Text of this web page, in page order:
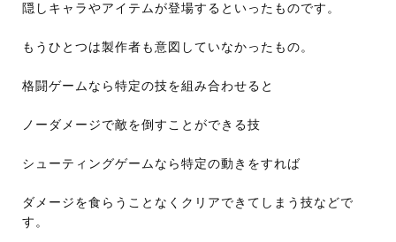
隠しキャラやアイテムが登場するといったものです。
もうひとつは製作者も意図していなかったもの。
格闘ゲームなら特定の技を組み合わせると
ノーダメージで敵を倒すことができる技
シューティングゲームなら特定の動きをすれば
ダメージを食らうことなくクリアできてしまう技などで
す。